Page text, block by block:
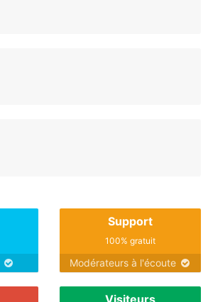
Support
100% gratuit
Modérateurs à l'écoute
Visiteurs